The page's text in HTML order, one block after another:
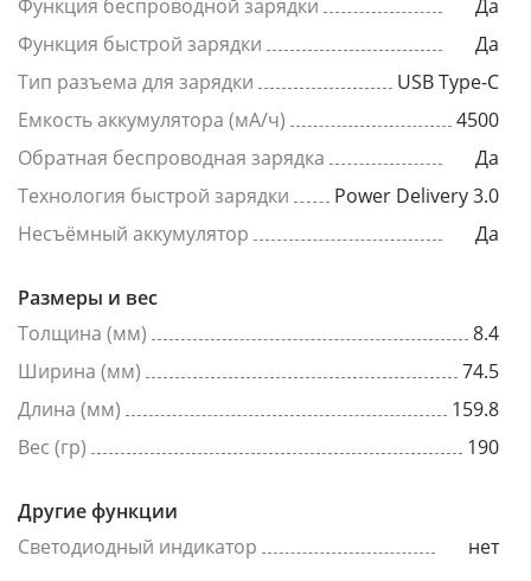
Функция беспроводной зарядки
Да
Функция быстрой зарядки
Да
Тип разъема для зарядки
USB Type-C
Емкость аккумулятора (мА/ч)
4500
Обратная беспроводная зарядка
Да
Технология быстрой зарядки
Power Delivery 3.0
Несъёмный аккумулятор
Да
Размеры и вес
Толщина (мм)
8.4
Ширина (мм)
74.5
Длина (мм)
159.8
Вес (гр)
190
Другие функции
Светодиодный индикатор
нет